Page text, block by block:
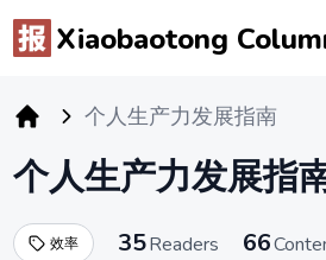
Xiaobaotong
个人生产力发展指南
个人生产力发展指
效率 35Readers 66